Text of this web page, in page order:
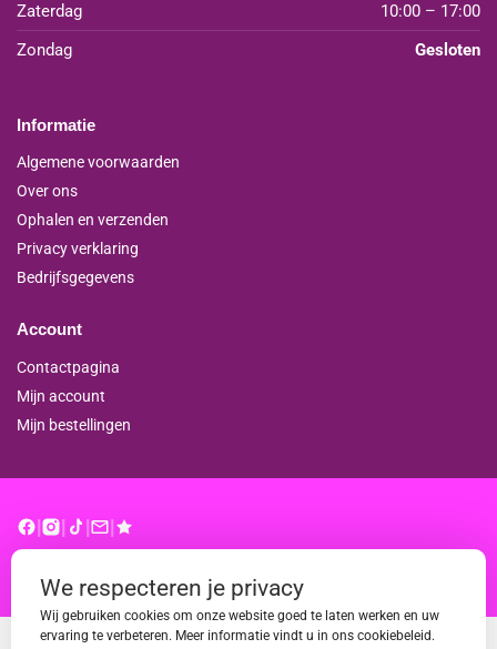
Zaterdag
10:00 – 17:00
Zondag
Gesloten
Informatie
Algemene voorwaarden
Over ons
Ophalen en verzenden
Privacy verklaring
Bedrijfsgegevens
Account
Contactpagina
Mijn account
Mijn bestellingen
We respecteren je privacy
Wij gebruiken cookies om onze website goed te laten werken en uw
ervaring te verbeteren. Meer informatie vindt u in ons cookiebeleid.